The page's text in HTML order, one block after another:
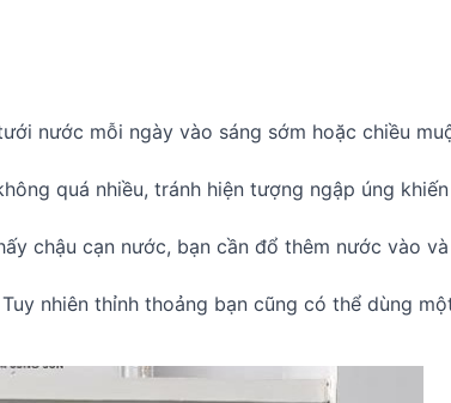
nước mỗi ngày vào sáng sớm hoặc chiều
quá nhiều, tránh hiện tượng ngập úng
chậu cạn nước, bạn cần đổ thêm nước vào
nhiên thỉnh thoảng bạn cũng có thể dùng